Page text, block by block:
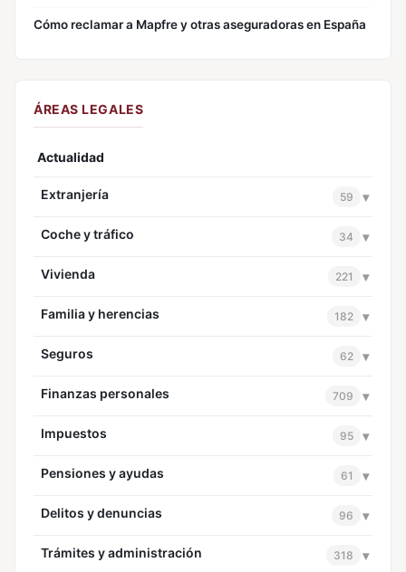
Cómo reclamar a Mapfre y otras aseguradoras en España
ÁREAS LEGALES
Actualidad
Extranjería 59 ▾
Coche y tráfico 34 ▾
Vivienda 221 ▾
Familia y herencias 182 ▾
Seguros 62 ▾
Finanzas personales 709 ▾
Impuestos 95 ▾
Pensiones y ayudas 61 ▾
Delitos y denuncias 96 ▾
Trámites y administración 318 ▾